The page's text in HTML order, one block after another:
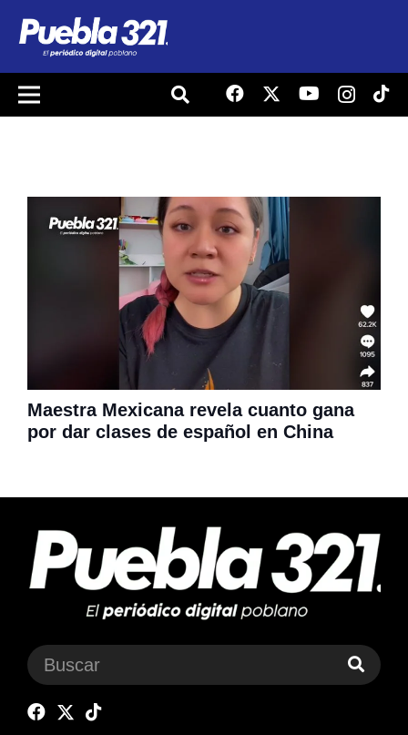
Maestra Mexicana revela cuanto gana
por dar clases de español en China